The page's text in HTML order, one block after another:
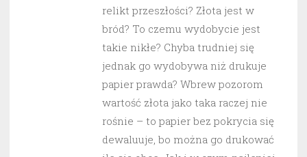
relikt przeszłości? Złota jest w
bród? To czemu wydobycie jest
takie nikłe? Chyba trudniej się
jednak go wydobywa niż drukuje
papier prawda? Wbrew pozorom
wartość złota jako taka raczej nie
rośnie – to papier bez pokrycia się
dewaluuje, bo można go drukować